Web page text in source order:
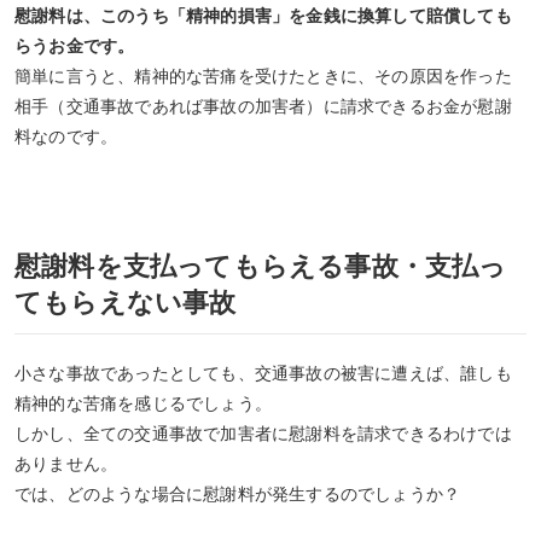
慰謝料は、このうち「精神的損害」を金銭に換算して賠償しても
らうお金です。
簡単に言うと、精神的な苦痛を受けたときに、その原因を作った
相手（交通事故であれば事故の加害者）に請求できるお金が慰謝
料なのです。
慰謝料を支払ってもらえる事故・支払っ
てもらえない事故
小さな事故であったとしても、交通事故の被害に遭えば、誰しも
精神的な苦痛を感じるでしょう。
しかし、全ての交通事故で加害者に慰謝料を請求できるわけでは
ありません。
では、どのような場合に慰謝料が発生するのでしょうか？